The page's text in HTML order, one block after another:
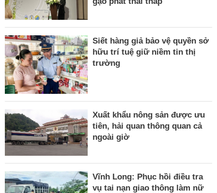
Siết hàng giả bảo vệ quyền sở
hữu trí tuệ giữ niềm tin thị
trường
Xuất khẩu nông sản được ưu
tiên, hải quan thông quan cả
ngoài giờ
Vĩnh Long: Phục hồi điều tra
vụ tai nạn giao thông làm nữ